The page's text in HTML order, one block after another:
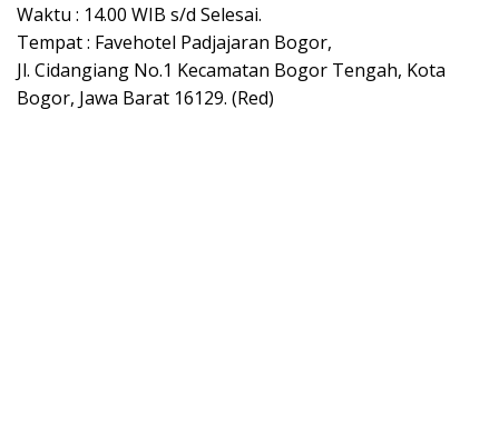
Waktu : 14.00 WIB s/d Selesai.
Tempat : Favehotel Padjajaran Bogor,
Jl. Cidangiang No.1 Kecamatan Bogor Tengah, Kota
Bogor, Jawa Barat 16129. (Red)